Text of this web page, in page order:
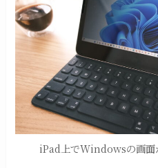
iPad上でWindowsの画面